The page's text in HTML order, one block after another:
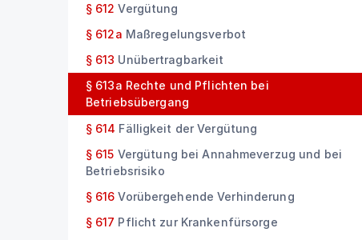
§ 612 Vergütung
§ 612a Maßregelungsverbot
§ 613 Unübertragbarkeit
§ 613a Rechte und Pflichten bei
Betriebsübergang
§ 614 Fälligkeit der Vergütung
§ 615 Vergütung bei Annahmeverzug und bei
Betriebsrisiko
§ 616 Vorübergehende Verhinderung
§ 617 Pflicht zur Krankenfürsorge